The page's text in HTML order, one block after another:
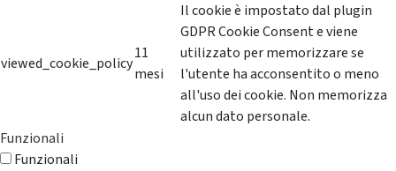
viewed_cookie_policy
11
mesi
Il cookie è impostato dal plugin
GDPR Cookie Consent e viene
utilizzato per memorizzare se
l'utente ha acconsentito o meno
all'uso dei cookie. Non memorizza
alcun dato personale.
Funzionali
Funzionali